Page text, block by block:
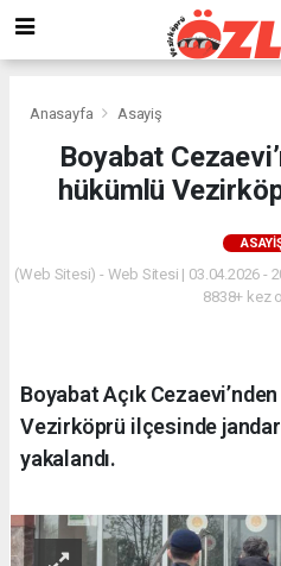
Anasayfa Asayiş
Boyabat
hükümlü
(Web Sitesi) - Web Sitesi | 03.04.2026 -
8838+ kez
Boyabat Açık
Vezirköprü ilçesinde
yakalandı.